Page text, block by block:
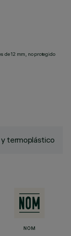
de 12 mm, no protegido
y termoplástico
NOM